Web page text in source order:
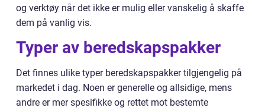
og verktøy når det ikke er mulig eller vanskelig å skaffe
dem på vanlig vis.
Typer av beredskapspakker
Det finnes ulike typer beredskapspakker tilgjengelig på
markedet i dag. Noen er generelle og allsidige, mens
andre er mer spesifikke og rettet mot bestemte